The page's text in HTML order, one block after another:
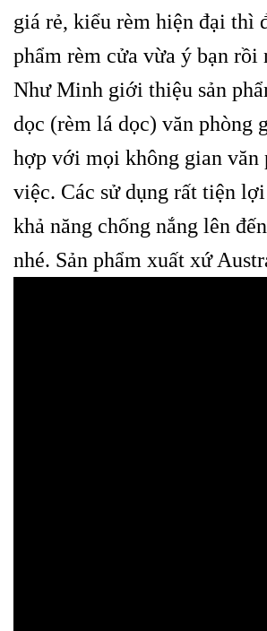
giá rẻ, kiểu rèm hiện đại thì
phẩm rèm cửa vừa ý bạn rồi
Như Minh giới thiệu sản
dọc (rèm lá dọc) văn phòng
hợp với mọi không gian văn
việc. Các sử dụng rất tiện
khả năng chống nắng lên
nhé. Sản phẩm xuất xứ